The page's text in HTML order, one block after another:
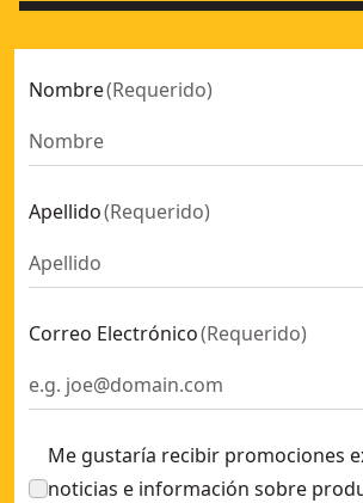
Nombre(Requerido)
Apellido(Requerido)
Correo Electrónico(Requerido)
Me gustaría recibir promociones
noticias e información sobre